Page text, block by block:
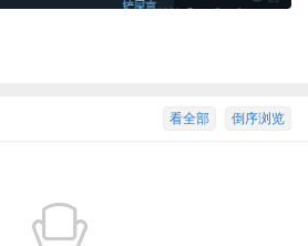
倒序浏览
看全部